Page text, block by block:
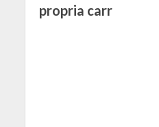
propria carr